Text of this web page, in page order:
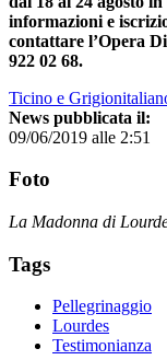
informazioni e
contattare l’Opera
922 02 68.
Ticino e
News pubblicata il:
09/06/2019 alle 2:51
Foto
La Madonna di
Tags
Pellegrinaggio
Lourdes
Testimonianza